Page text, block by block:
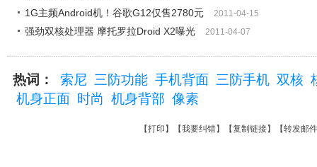
1G主频Android机！谷歌G12仅售2780元 2011-04-15
强劲双核处理器 摩托罗拉Droid X2曝光 2011-04-07
热词： 索尼 三防功能 手机背面 三防手机 双核
机身正面
时尚 机身背部 像素
【打印 】【我要纠错】【复制链接】【转发邮件